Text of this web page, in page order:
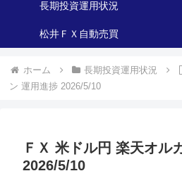
長期投資運用状況
松井ＦＸ自動売買
ホーム 長期投資運用状況
ン 運用進捗 2026/5/10
ＦＸ 米ドル円 楽天オル
2026/5/10